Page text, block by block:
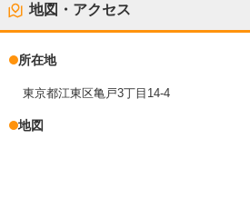
地図・アクセス
所在地
東京都江東区亀戸3丁目14-4
地図